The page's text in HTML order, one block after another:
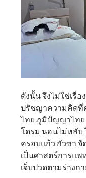
ดังนั้น จึงไม่ใช่เรื่อ
ปรัชญาความคิดที่
ไทย ภูมิปัญญาไทย
โดรม นอนไม่หลับ
ครอบแก้ว กัวซา จั
เป็นศาสตร์การแพ
เจ็บปวดตามร่างกา